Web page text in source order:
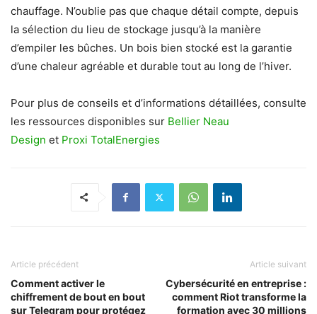
chauffage. N’oublie pas que chaque détail compte, depuis
la sélection du lieu de stockage jusqu’à la manière
d’empiler les bûches. Un bois bien stocké est la garantie
d’une chaleur agréable et durable tout au long de l’hiver.
Pour plus de conseils et d’informations détaillées, consulte
les ressources disponibles sur Bellier Neau
Design et Proxi TotalEnergies
Article précédent
Comment activer le
chiffrement de bout en bout
sur Telegram pour protégez
Article suivant
Cybersécurité en entreprise :
comment Riot transforme la
formation avec 30 millions